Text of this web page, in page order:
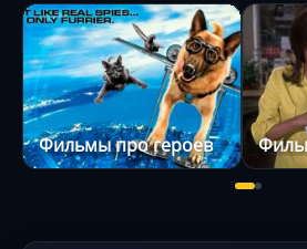
Фильмы про героев